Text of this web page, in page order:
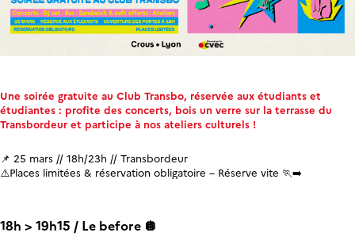
Une soirée gratuite au Club Transbo, réservée aux étudiants et
étudiantes : profite des concerts, bois un verre sur la terrasse du
Transbordeur et participe à nos ateliers culturels !
📌 25 mars // 18h/23h // Transbordeur
⚠️Places limitées & réservation obligatoire – Réserve vite 🏃‍➡️
18h > 19h15 / Le before 🪩